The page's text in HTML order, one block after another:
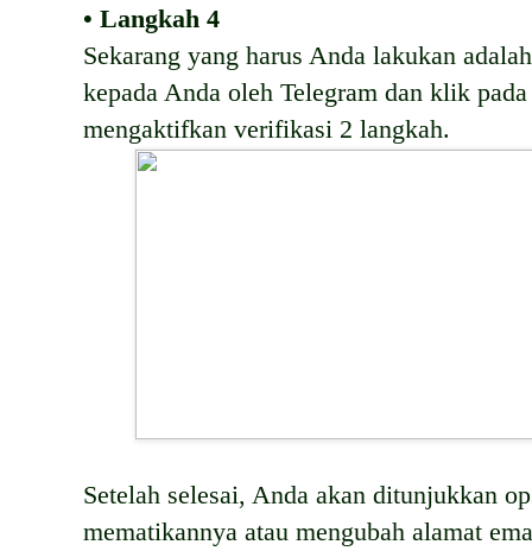
• Langkah 4
Sekarang yang harus Anda lakukan
kepada Anda oleh Telegram dan klik
mengaktifkan verifikasi 2 langkah.
Setelah selesai, Anda akan ditunjukkan
mematikannya atau mengubah alamat